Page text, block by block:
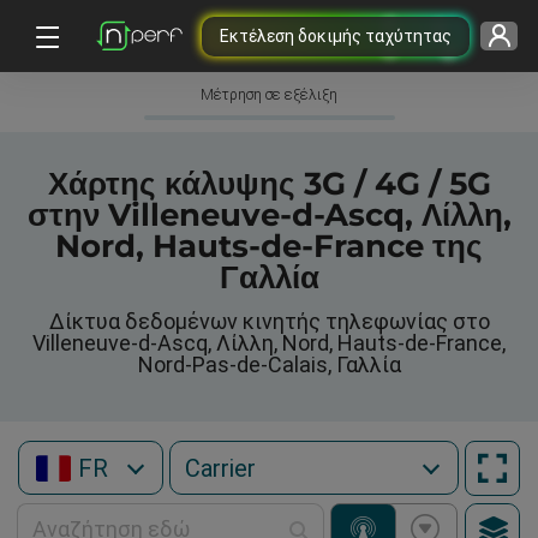
Εκτέλεση δοκιμής ταχύτητας
Μέτρηση σε εξέλιξη
Χάρτης κάλυψης 3G / 4G / 5G
στην Villeneuve-d-Ascq, Λίλλη,
Nord, Hauts-de-France της
Γαλλία
Δίκτυα δεδομένων κινητής τηλεφωνίας στο
Villeneuve-d-Ascq, Λίλλη, Nord, Hauts-de-France,
Nord-Pas-de-Calais, Γαλλία
FR